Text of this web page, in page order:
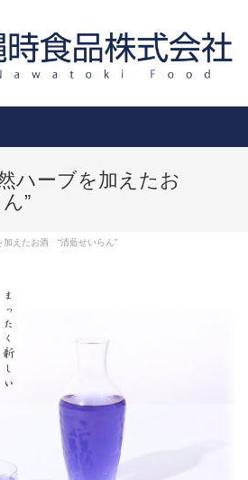
ハーブを加えたお
”
加えたお酒 “清藍せいらん”